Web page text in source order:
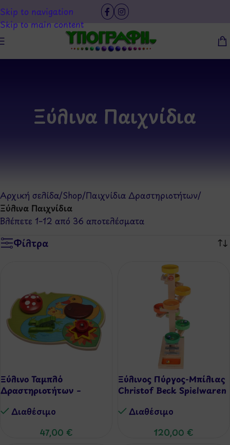
Skip to navigation
Skip to main content
Ξύλινα Παιχνίδια
Αρχική σελίδα/Shop/Παιχνίδια Δραστηριοτήτων/
Ξύλινα Παιχνίδια
Βλέπετε 1–12 από 36 αποτελέσματα
Φίλτρα
Ξύλινο Ταμπλό
Δραστηριοτήτων –
Διαθέσιμo
47,00 €
Ξύλινος Πύργος-Μπίλιας
Christof Beck Spielwaren
Διαθέσιμo
120,00 €